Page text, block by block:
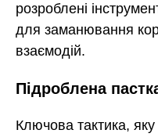
розроблені
для заманювання
взаємодій.
Підроблена
Ключова тактика,